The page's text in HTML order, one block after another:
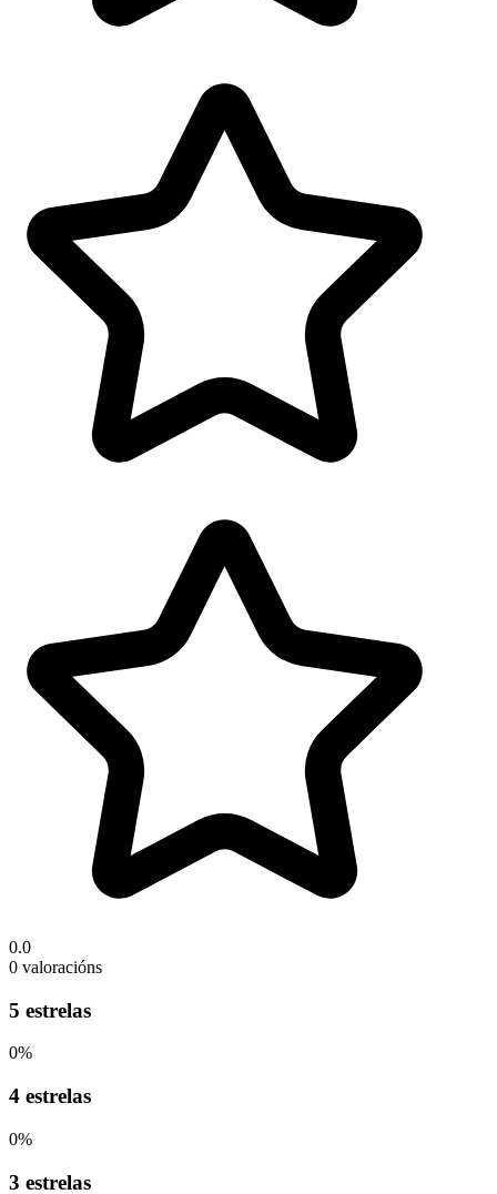
0.0
0 valoracións
5 estrelas
0%
4 estrelas
0%
3 estrelas